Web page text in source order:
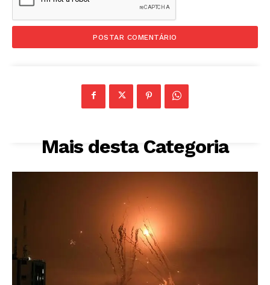
Mais desta Categoria